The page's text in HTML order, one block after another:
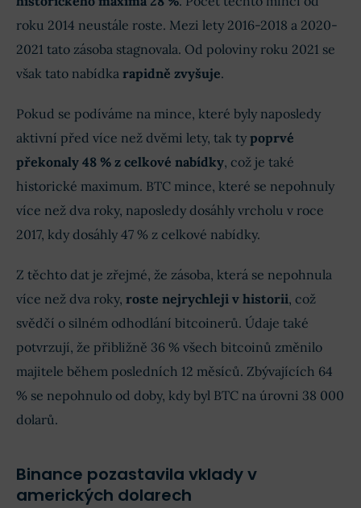
roku 2014 neustále roste. Mezi lety 2016-2018 a 2020-
2021 tato zásoba stagnovala. Od poloviny roku 2021 se
však tato nabídka rapidně zvyšuje.
Pokud se podíváme na mince, které byly naposledy
aktivní před více než dvěmi lety, tak ty poprvé
překonaly 48 % z celkové nabídky, což je také
historické maximum. BTC mince, které se nepohnuly
více než dva roky, naposledy dosáhly vrcholu v roce
2017, kdy dosáhly 47 % z celkové nabídky.
Z těchto dat je zřejmé, že zásoba, která se nepohnula
více než dva roky, roste nejrychleji v historii, což
svědčí o silném odhodlání bitcoinerů. Údaje také
potvrzují, že přibližně 36 % všech bitcoinů změnilo
majitele během posledních 12 měsíců. Zbývajících 64
% se nepohnulo od doby, kdy byl BTC na úrovni 38 000
dolarů.
Binance pozastavila vklady v
amerických dolarech